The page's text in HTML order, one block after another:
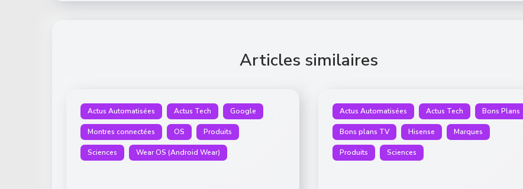
Articles similaires
Actus Automatisées Actus Tech Google
Montres connectées OS Produits
Sciences Wear OS (Android Wear)
Actus Automatisées Actus Tech Bons Plans
Bons plans TV Hisense Marques
Produits Sciences